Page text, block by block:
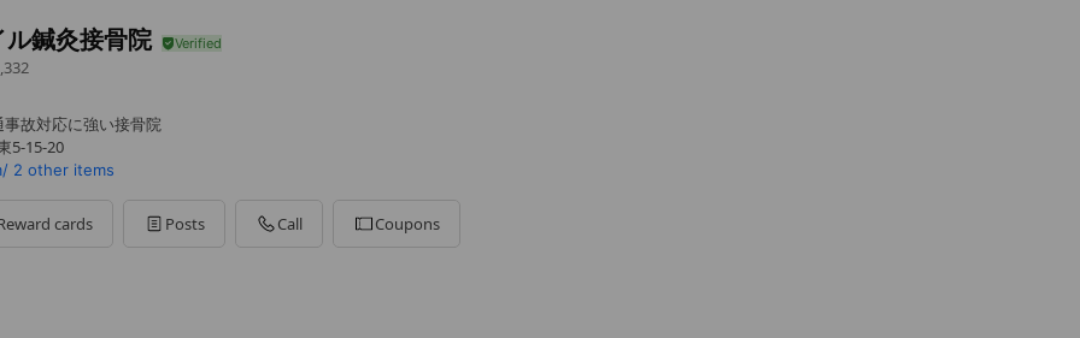
ル鍼灸接骨院
故対応に強い接骨院
5-15-20
2 other items
cards Posts Call Coupons